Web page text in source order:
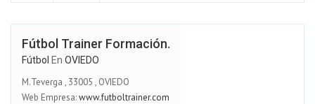
Fútbol Trainer Formación.
Fútbol En OVIEDO
M.Teverga , 33005 , OVIEDO
Web Empresa:www.futboltrainer.com